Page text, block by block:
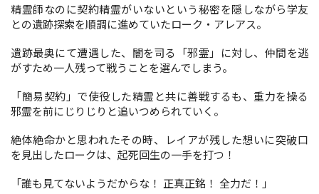
コミックパルフェ
コミックエッセイ
精霊師なのに契約精霊がいないという秘密を隠しながら学友
との遺跡探索を順調に進めていたローク・アレアス。
遺跡最奥にて遭遇した、闇を司る「邪霊」に対し、仲間を逃
がすため一人残って戦うことを選んでしまう。
「簡易契約」で使役した精霊と共に善戦するも、重力を操る
邪霊を前にじりじりと追いつめられていく。
絶体絶命かと思われたその時、レイアが残した想いに突破口
を見出したロークは、起死回生の一手を打つ！
「誰も見てないようだからな！ 正真正銘！ 全力だ！」